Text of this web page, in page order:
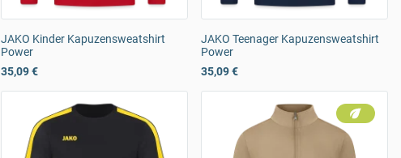
JAKO Kinder Kapuzensweatshirt
Power
35,09 €
JAKO Teenager Kapuzensweatshirt
Power
35,09 €